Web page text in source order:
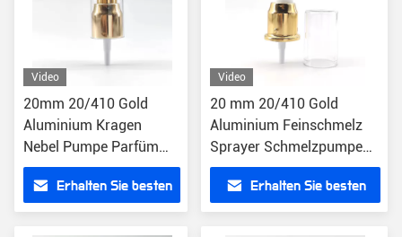
Video
20mm 20/410 Gold
Aluminium Kragen
Nebel Pumpe Parfüm
Sprayer Top für Essenz
Erhalten Sie besten
Video
20 mm 20/410 Gold
Aluminium Feinschmelz
Sprayer Schmelzpumpe
Spender
Flaschenoberfläche
Erhalten Sie besten